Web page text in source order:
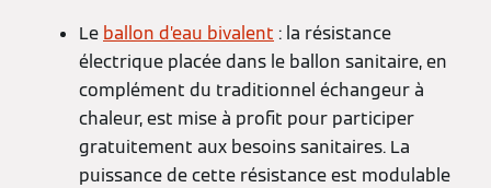
Le ballon d’eau bivalent : la résistance
électrique placée dans le ballon sanitaire, en
complément du traditionnel échangeur à
chaleur, est mise à profit pour participer
gratuitement aux besoins sanitaires. La
puissance de cette résistance est modulable